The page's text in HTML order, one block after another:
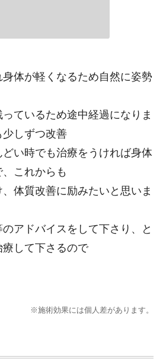
体が軽くなるため自然に姿勢
ているため途中経過になりま
しずつ改善
どい時でも治療をうければ身体
これからも
体質改善に励みたいと思いま
アドバイスをして下さり、と
して下さるので
※施術効果には個人差があります。